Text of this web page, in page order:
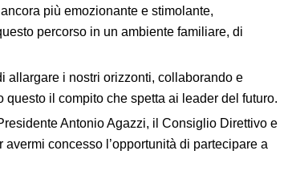
più emozionante e stimolante,
percorso in un ambiente familiare, di
allargare i nostri orizzonti, collaborando e
il compito che spetta ai leader del futuro.
Antonio Agazzi, il Consiglio Direttivo e
concesso l’opportunità di partecipare a